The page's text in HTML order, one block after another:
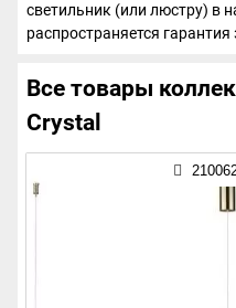
светильник (или люстру) в
распространяется
Все товары
Crystal